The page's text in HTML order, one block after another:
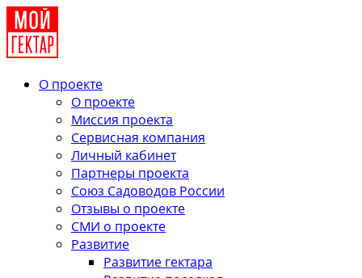
О проекте
О проекте
Миссия проекта
Сервисная компания
Личный кабинет
Партнеры проекта
Союз Садоводов России
Отзывы о проекте
СМИ о проекте
Развитие
Развитие гектара